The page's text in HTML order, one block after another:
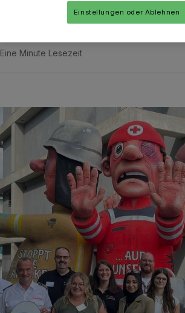
Eine Minute Lesezeit
Einstellungen oder Ablehnen